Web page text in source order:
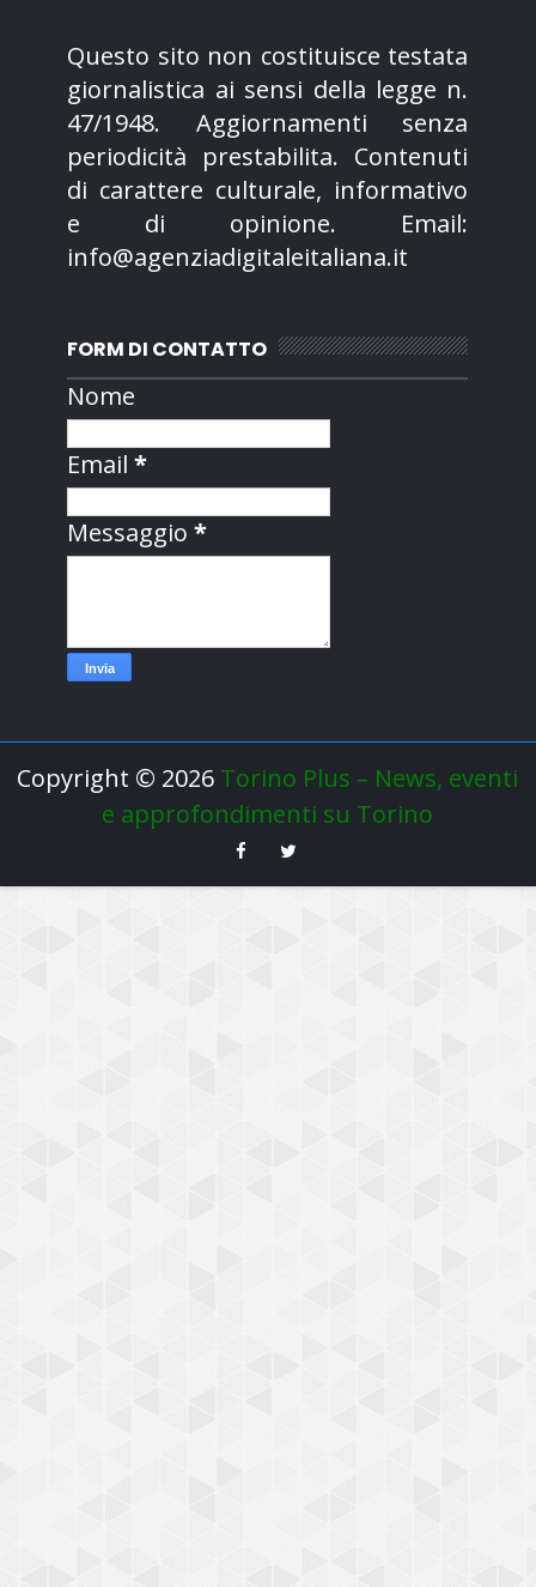
Questo sito non costituisce testata
giornalistica ai sensi della legge n.
47/1948. Aggiornamenti senza
periodicità prestabilita. Contenuti
di carattere culturale, informativo
e di opinione. Email:
info@agenziadigitaleitaliana.it
FORM DI CONTATTO
Nome
Email*
Messaggio*
Copyright © 2026 Torino Plus – News, eventi
e approfondimenti su Torino